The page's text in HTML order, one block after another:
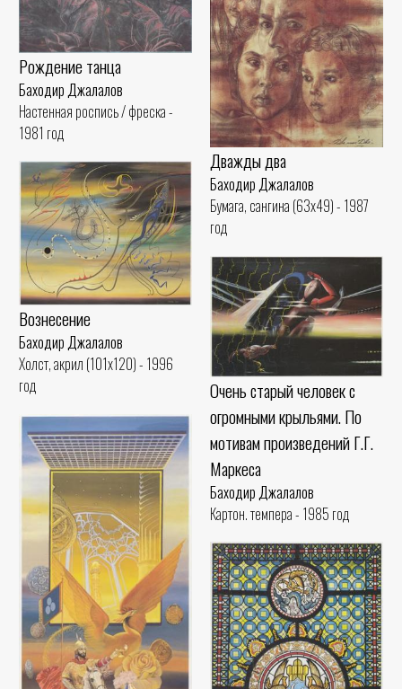
Рождение танца
Баходир Джалалов
Настенная роспись / фреска -
1981 год
Дважды два
Баходир Джалалов
Бумага, сангина (63x49) - 1987
год
Вознесение
Баходир Джалалов
Холст, акрил (101x120) - 1996
год
Очень старый человек с
огромными крыльями. По
мотивам произведений Г.Г.
Маркеса
Баходир Джалалов
Картон. темпера - 1985 год